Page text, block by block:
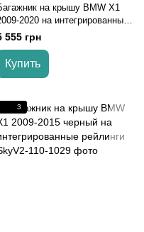
на крышу BMW X1
2020 на интегрированные
черный Turtle
555 грн
Купить
3